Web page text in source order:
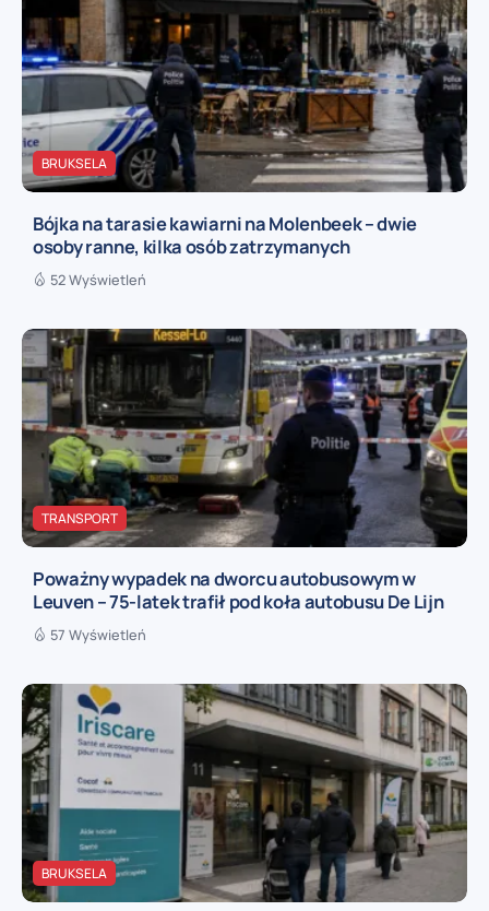
BRUKSELA
Bójka na tarasie kawiarni na Molenbeek – dwie
osoby ranne, kilka osób zatrzymanych
52 Wyświetleń
TRANSPORT
Poważny wypadek na dworcu autobusowym w
Leuven – 75-latek trafił pod koła autobusu De Lijn
57 Wyświetleń
BRUKSELA